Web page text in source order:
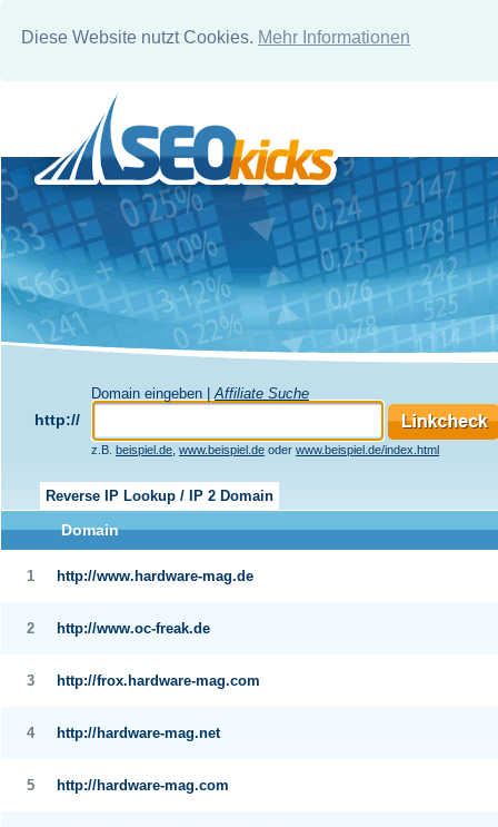
Diese Website nutzt Cookies. Mehr Informationen
Domain eingeben | Affiliate Suche
http://
z.B. beispiel.de www.beispiel.de oder www.beispiel.de/index.html
Reverse IP Lookup / IP 2 Domain
Domain
1 http://www.hardware-mag.de
2 http://www.oc-freak.de
3 http://frox.hardware-mag.com
4 http://hardware-mag.net
5 http://hardware-mag.com